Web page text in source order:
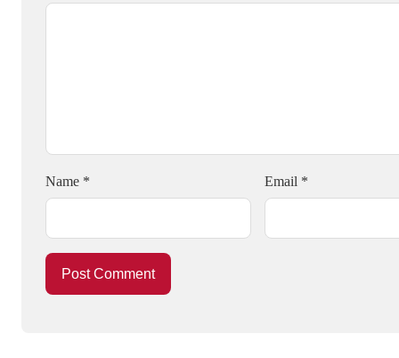
Name * Email *